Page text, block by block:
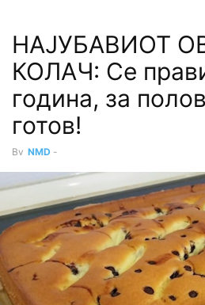
НАЈУБАВИОТ
КОЛАЧ: Се
година, за
готов!
By NMD -